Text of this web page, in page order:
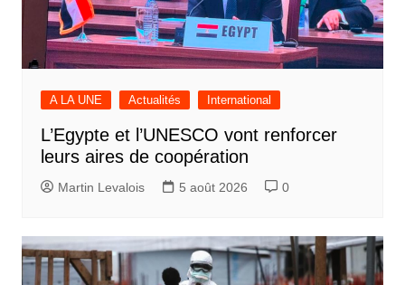
A LA UNE Actualités International
L’Egypte et l’UNESCO vont renforcer
leurs aires de coopération
Martin Levalois 5 août 2026 0